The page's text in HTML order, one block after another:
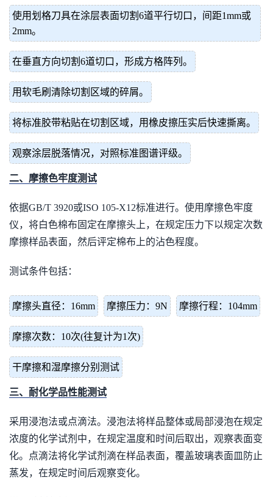
使用划格刀具在涂层表面切割6道平行切口，间距1mm或
2mm。
在垂直方向切割6道切口，形成方格阵列。
用软毛刷清除切割区域的碎屑。
将标准胶带粘贴在切割区域，用橡皮擦压实后快速撕离。
观察涂层脱落情况，对照标准图谱评级。
二、摩擦色牢度测试
依据GB/T 3920或ISO 105-X12标准进行。使用摩擦色牢度
仪，将白色棉布固定在摩擦头上，在规定压力下以规定次数
摩擦样品表面，然后评定棉布上的沾色程度。
测试条件包括：
摩擦头直径：16mm 摩擦压力：9N 摩擦行程：104mm
摩擦次数：10次(往复计为1次)
干摩擦和湿摩擦分别测试
三、耐化学品性能测试
采用浸泡法或点滴法。浸泡法将样品整体或局部浸泡在规定
浓度的化学试剂中，在规定温度和时间后取出，观察表面变
化。点滴法将化学试剂滴在样品表面，覆盖玻璃表面皿防止
蒸发，在规定时间后观察变化。